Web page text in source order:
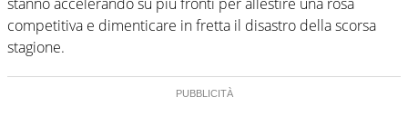
competitiva e dimenticare in fretta il disastro della scorsa
stagione.